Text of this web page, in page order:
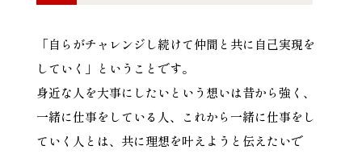
「自らがチャレンジし続けて仲間と共に自己実現を
していく」ということです。
身近な人を大事にしたいという想いは昔から強く、
一緒に仕事をしている人、これから一緒に仕事をし
ていく人とは、共に理想を叶えようと伝えたいで